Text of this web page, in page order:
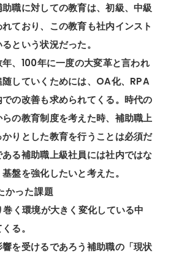
職に対しての教育は、初級、中級
ており、この教育も社内インスト
という状況だった。
、100年に一度の大変革と言われ
していくためには、OA化、RPA
の改善も求められてくる。時代の
の教育制度を考えた時、補助職上
りとした教育を行うことは必須だ
る補助職上級社員には社内ではな
盤を強化したいと考えた。
かった課題
く環境が大きく変化している中
る。
を受けるであろう補助職の「現状